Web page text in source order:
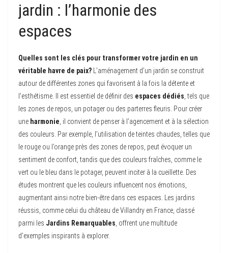
jardin : l’harmonie des
espaces
Quelles sont les clés pour transformer votre jardin en un
véritable havre de paix? L’aménagement d’un jardin se construit
autour de différentes zones qui favorisent à la fois la détente et
l’esthétisme. Il est essentiel de définir des espaces dédiés , tels que
les zones de repos, un potager ou des parterres fleuris. Pour créer
une harmonie , il convient de penser à l’agencement et à la sélection
des couleurs. Par exemple, l’utilisation de teintes chaudes, telles que
le rouge ou l’orange près des zones de repos, peut évoquer un
sentiment de confort, tandis que des couleurs fraîches, comme le
vert ou le bleu dans le potager, peuvent inciter à la cueillette. Des
études montrent que les couleurs influencent nos émotions,
augmentant ainsi notre bien-être dans ces espaces. Les jardins
réussis, comme celui du château de Villandry en France, classé
parmi les Jardins Remarquables , offrent une multitude
d’exemples inspirants à explorer.